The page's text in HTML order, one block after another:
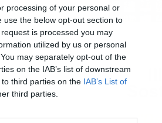
processing of your personal or
the below opt-out section to
is processed you may
utilized by us or personal
may separately opt-out of the
on the IAB’s list of downstream
third parties on the IAB’s List of
third parties.